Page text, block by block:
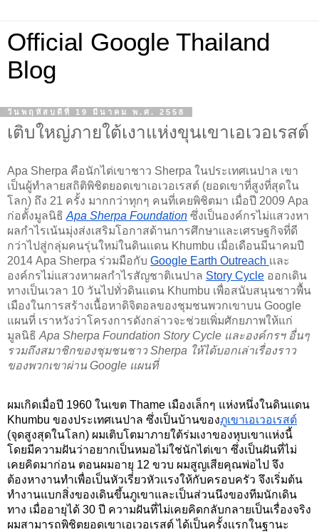
Official Google Thailand
Blog
วันพฤหัสบดีที่ 19 มีนาคม พ.ศ. 2558
เติบใหญ่ภายใต้เงาแห่งขุนเขาเอเวอเรสต์
Apa Sherpa คือนักไต่เขาชาว Sherpa ในประเทศเนปาล เขา
เป็นผู้ทำลายสถิติพิชิตยอดเขาเอเวอเรสต์ (ยอดเขาที่สูงที่สุดใน
โลก) ถึง 21 ครั้ง มากกว่าทุกๆ คนที่เคยพิชิตมา เมื่อปี 2009 Apa
ก่อตั้งมูลนิธิ Apa Sherpa Foundation ซึ่งเป็นองค์กรไม่แสวงหา
ผลกำไรเน้นมุ่งส่งเสริมโอกาสด้านการศึกษาเเละเศรษฐกิจที่ดี
กว่าไปสู่กลุ่มคนรุ่นใหม่ในดินเเดน Khumbu เมื่อเดือนมีนาคมปี
2014 Apa Sherpa ร่วมมือกับ Google Earth Outreach เเละ
องค์กรไม่แสวงหาผลกำไรสัญชาติเนปาล Story Cycle ออกเดิน
ทางเป็นเวลา 10 วันไปทั่วดินเเดน Khumbu เพื่อสนับสนุนชาวพื้น
เมืองในการสร้างเนื้อหาดิจิตอลของชุมชนพวกเขาบน Google
แผนที่ เราหวังว่าโครงการดังกล่าวจะช่วยเพิ่มศักยภาพให้แก่
มูลนิธิ Apa Sherpa Foundation Story Cycle และองค์กรฯ อื่นๆ
รวมถึงสมาชิกของชุมชนชาว Sherpa ให้ได้บอกเล่าเรื่องราว
ของพวกเขาผ่าน Google แผนที่
ผมเกิดเมื่อปี 1960 ในเขต Thame เมืองเล็กๆ แห่งหนึ่งในดินเเดน
Khumbu ของประเทศเนปาล ซึ่งเป็นบ้านของภูเขาเอเวอเรสต์
(จุดสูงสุดในโลก) ผมเติบโตมาภายใต้ร่มเงาของหุบเขาเเห่งนี้
โดยมีความฝันว่าอยากเป็นหมอไม่ใช่นักไต่เขา ซึ่งเป็นฝันที่ไม่
เคยคิดมาก่อน ตอนผมอายุ 12 ขวบ ผมสูญเสียคุณพ่อไป จึง
ต้องหางานทำเพื่อเป็นหัวเรี่ยวหัวเเรงให้กับครอบครัว จึงเริ่มต้น
ทำงานแบกสิ่งของเดินขึ้นภูเขาและเป็นส่วนนึงของทีมนักเดิน
ทาง เมื่ออายุได้ 30 ปี ความฝันที่ไม่เคยคิดกลับกลายเป็นเรื่องจริง
ผมสามารถพิชิตยอดเขาเอเวอเรสต์ ได้เป็นครั้งเเรกในฐานะ